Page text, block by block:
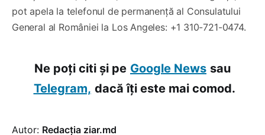
pot apela la telefonul de permanență al Consulatului
General al României la Los Angeles: +1 310-721-0474.
Ne poți citi și pe Google News sau
Telegram, dacă îți este mai comod.
Autor: Redacția ziar.md